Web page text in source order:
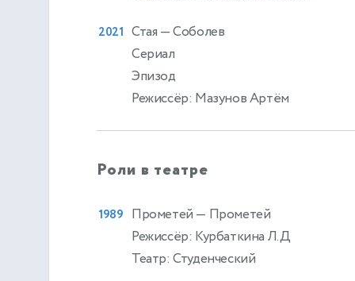
2021 Стая — Соболев
Сериал
Эпизод
Режиссёр: Мазунов Артём
Роли в театре
1989 Прометей — Прометей
Режиссёр: Курбаткина Л.Д
Театр: Студенческий